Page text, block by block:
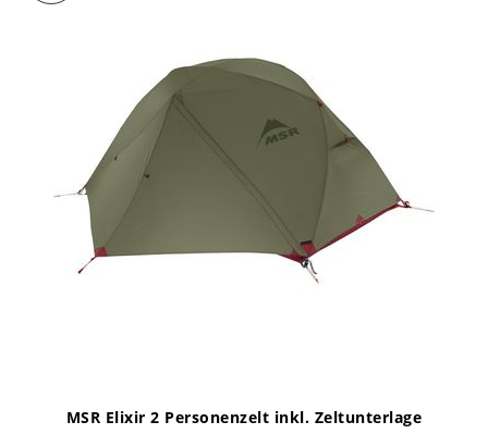
MSR Elixir 2 Personenzelt inkl. Zeltunterlage